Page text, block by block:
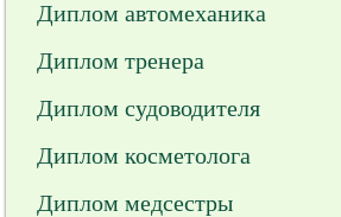
Диплом автомеханика
Диплом тренера
Диплом судоводителя
Диплом косметолога
Диплом медсестры